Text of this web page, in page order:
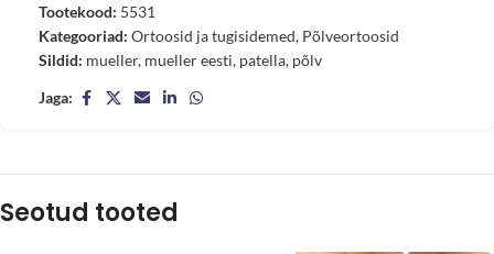
Tootekood: 5531
Kategooriad: Ortoosid ja tugisidemed, Põlveortoosid
Sildid: mueller, mueller eesti, patella, põlv
Jaga:
Seotud tooted